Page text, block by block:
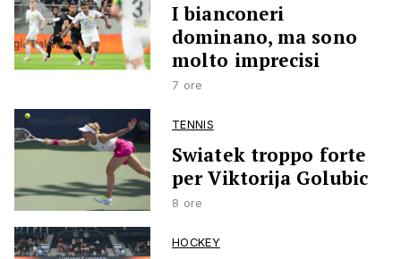
I bianconeri
dominano, ma sono
molto imprecisi
7 ore
TENNIS
Swiatek troppo forte
per Viktorija Golubic
8 ore
HOCKEY